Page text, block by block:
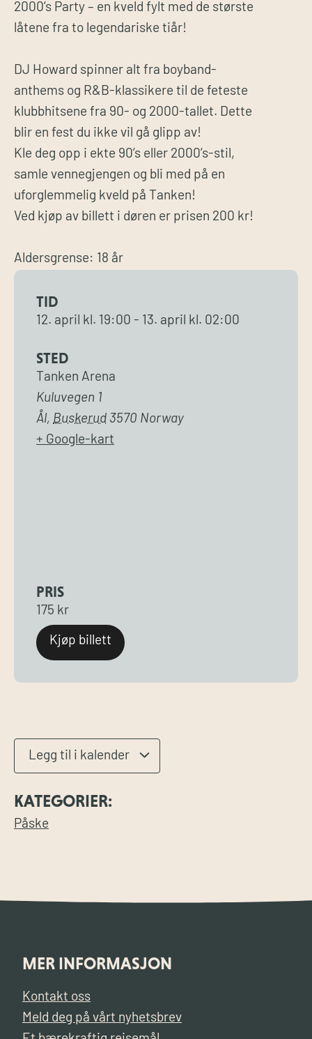
2000’s Party – en kveld fylt med de største
låtene fra to legendariske tiår!
DJ Howard spinner alt fra boyband-
anthems og R&B-klassikere til de feteste
klubbhitsene fra 90- og 2000-tallet. Dette
blir en fest du ikke vil gå glipp av!
Kle deg opp i ekte 90’s eller 2000’s-stil,
samle vennegjengen og bli med på en
uforglemmelig kveld på Tanken!
Ved kjøp av billett i døren er prisen 200 kr!
Aldersgrense: 18 år
TID
12. april kl. 19:00 - 13. april kl. 02:00
STED
Tanken Arena
Kuluvegen 1
Ål, Buskerud 3570 Norway
+ Google-kart
PRIS
175 kr
Kjøp billett
Legg til i kalender
KATEGORIER:
Påske
MER INFORMASJON
Kontakt oss
Meld deg på vårt nyhetsbrev